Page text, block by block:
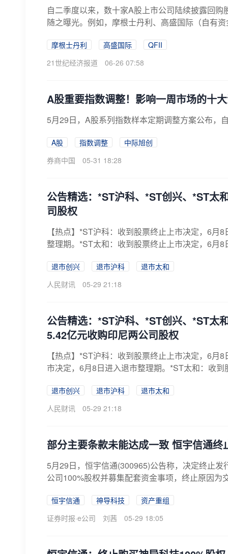
自二季度以来，数十家A股上市公司陆续披露回
随之曝光。例如，摩根士丹利、高盛国际（自有
摩根士丹利 高盛国际
QFII
21世纪经济报道
06-26 07:58
A股重要指数调整！影响一周市场的十
5月29日，A股系列指数样本定期调整方案公布，
A股 指数调整
中际旭创
券商中国
05-31 18:28
公告精选：*ST沪科、*ST创兴、*ST太
司股权
【热点】*ST沪科：收到股票终止上市决定，6
整理期。*ST太和：收到股票终止上市决定，6月
退市创兴 退市沪科
退市太和
人民财讯
05-29 21:18
公告精选：*ST沪科、*ST创兴、*ST太
5.42亿元收购印尼两公司股权
【热点】*ST沪科：收到股票终止上市决定，6
市决定，6月8日进入退市整理期。*ST太和：收
退市创兴 退市沪科
退市太和
人民财讯
05-29 21:18
部分主要条款未能达成一致 恒宇信通
5月29日，恒宇信通(300965)公告称，决定终止
公司100%股权并募集配套资金事项，终止原因为
恒宇信通 神导科技
资产重组
证券时报·e公司
刘茜 05-29 18:05